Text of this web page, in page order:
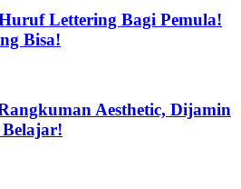
Lettering Bagi Pemula!
Bisa!
Aesthetic, Dijamin